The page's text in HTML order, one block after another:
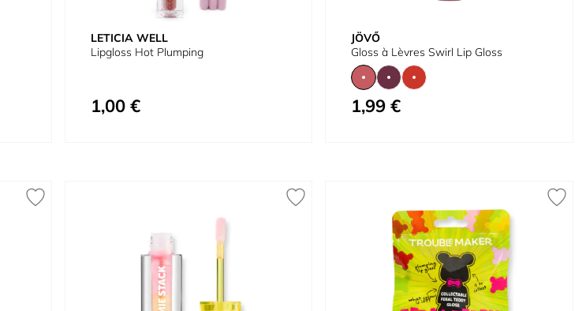
LETICIA WELL
Lipgloss Hot Plumping
1,00 €
JÖVŐ
Gloss à Lèvres Swirl Lip Gloss
À partir de
1,99 €